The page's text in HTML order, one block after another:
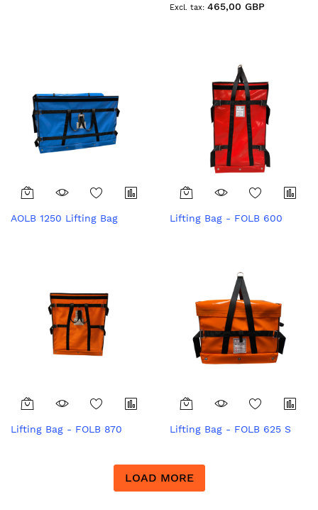
465,00 GBP
AOLB 1250 Lifting Bag Lifting Bag - FOLB 600
Lifting Bag - FOLB 870 Lifting Bag - FOLB 625 S
LOAD MORE